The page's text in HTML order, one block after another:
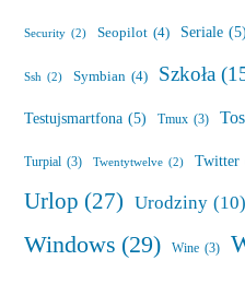
Security (2) Seopilot (4) Seriale (5)
Ssh (2) Symbian (4) Szkoła
Testujsmartfona (5) Tmux (3)
Turpial (3) Twentytwelve (2) Twitter
Urlop (27) Urodziny (10)
Windows (29) Wine (3)